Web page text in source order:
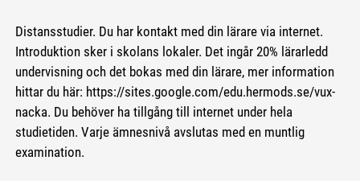
Distansstudier. Du har kontakt med din lärare via internet.
Introduktion sker i skolans lokaler. Det ingår 20% lärarledd
undervisning och det bokas med din lärare, mer information
hittar du här: https://sites.google.com/edu.hermods.se/vux-
nacka. Du behöver ha tillgång till internet under hela
studietiden. Varje ämnesnivå avslutas med en muntlig
examination.